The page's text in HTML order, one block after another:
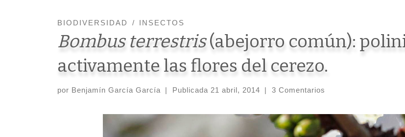
BIODIVERSIDAD INSECTOS
Bombus terrestris(abejorro común):
activamente las flores del cerezo.
por Benjamín García García | Publicada 21 abril, 2014 | 3 Comentarios